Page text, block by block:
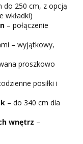
do 250 cm, z opcją
wkładki)
– połączenie
– wyjątkowy,
proszkowo
posiłki i
– do 340 cm dla
wnętrz –